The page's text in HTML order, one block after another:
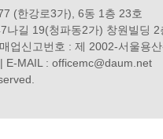
(한강로3가), 6동 1층 23호
나길 19(청파동2가) 창원빌딩 2
업신고번호 : 제 2002-서울용
E-MAIL : officemc@daum.net